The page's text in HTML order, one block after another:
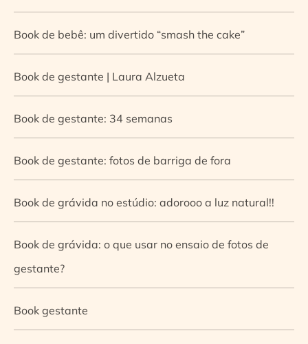
Book de bebê: um divertido “smash the cake”
Book de gestante | Laura Alzueta
Book de gestante: 34 semanas
Book de gestante: fotos de barriga de fora
Book de grávida no estúdio: adorooo a luz natural!!
Book de grávida: o que usar no ensaio de fotos de
gestante?
Book gestante